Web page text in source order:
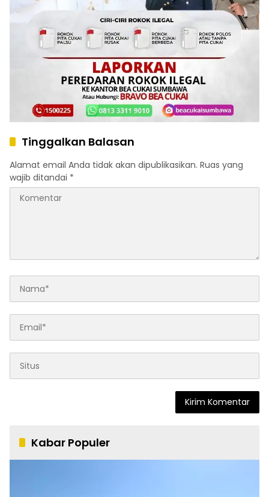
Tinggalkan Balasan
Alamat email Anda tidak akan dipublikasikan. Ruas yang
wajib ditandai *
Kabar Populer